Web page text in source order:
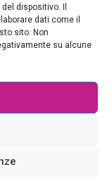
dispositivo. Il
dati come il
sito. Non
su alcune
S
1
2
15
16